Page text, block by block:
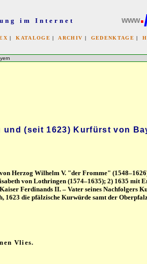
im Internet www.
|KATALOGE | ARCHIV | GEDENKTAGE |
und (seit 1623) Kurfürst von
Herzog Wilhelm V. "der Fromme"
von Lothringen (1574–1635); 2) 1635 mit
Ferdinands II. – Vater seines Nachfolgers
1623 die pfälzische Kurwürde samt der
Vlies.